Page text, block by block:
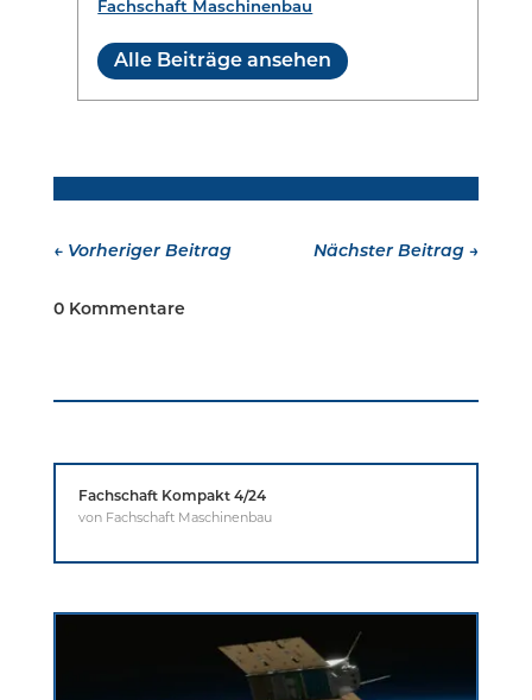
Fachschaft Maschinenbau
Alle Beiträge ansehen
← Vorheriger Beitrag Nächster Beitrag →
0 Kommentare
Fachschaft Kompakt 4/24
von Fachschaft Maschinenbau